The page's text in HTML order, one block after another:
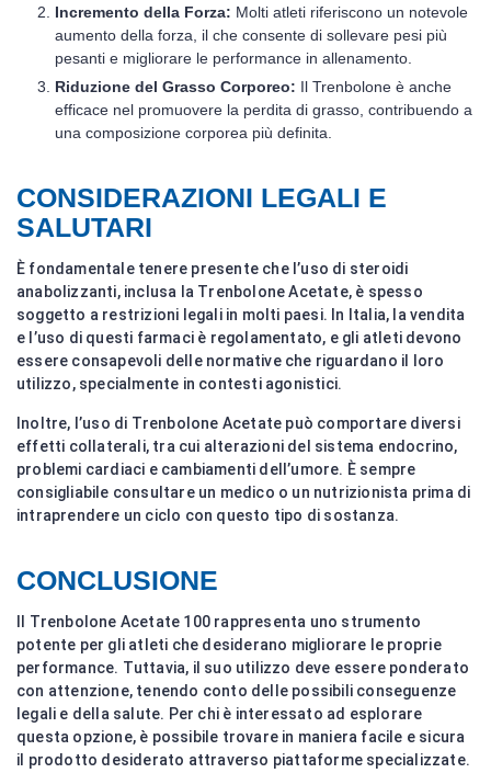
Incremento della Forza: Molti atleti riferiscono un notevole
aumento della forza, il che consente di sollevare pesi più
pesanti e migliorare le performance in allenamento.
Riduzione del Grasso Corporeo: Il Trenbolone è anche
efficace nel promuovere la perdita di grasso, contribuendo a
una composizione corporea più definita.
CONSIDERAZIONI LEGALI E
SALUTARI
È fondamentale tenere presente che l’uso di steroidi
anabolizzanti, inclusa la Trenbolone Acetate, è spesso
soggetto a restrizioni legali in molti paesi. In Italia, la vendita
e l’uso di questi farmaci è regolamentato, e gli atleti devono
essere consapevoli delle normative che riguardano il loro
utilizzo, specialmente in contesti agonistici.
Inoltre, l’uso di Trenbolone Acetate può comportare diversi
effetti collaterali, tra cui alterazioni del sistema endocrino,
problemi cardiaci e cambiamenti dell’umore. È sempre
consigliabile consultare un medico o un nutrizionista prima di
intraprendere un ciclo con questo tipo di sostanza.
CONCLUSIONE
Il Trenbolone Acetate 100 rappresenta uno strumento
potente per gli atleti che desiderano migliorare le proprie
performance. Tuttavia, il suo utilizzo deve essere ponderato
con attenzione, tenendo conto delle possibili conseguenze
legali e della salute. Per chi è interessato ad esplorare
questa opzione, è possibile trovare in maniera facile e sicura
il prodotto desiderato attraverso piattaforme specializzate.